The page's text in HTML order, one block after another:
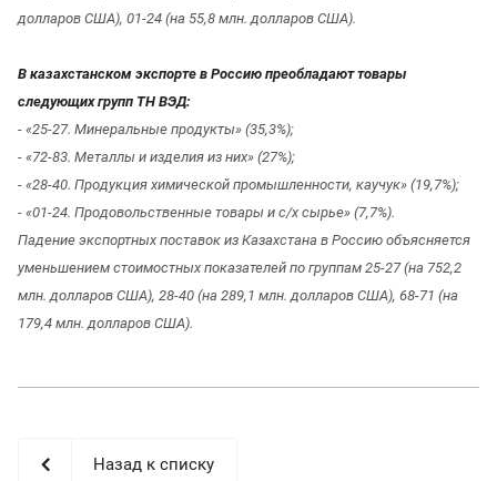
долларов США), 01-24 (на 55,8 млн. долларов США).
В казахстанском экспорте в Россию преобладают товары
следующих групп ТН ВЭД:
- «25-27. Минеральные продукты» (35,3%);
- «72-83. Металлы и изделия из них» (27%);
- «28-40. Продукция химической промышленности, каучук» (19,7%);
- «01-24. Продовольственные товары и с/х сырье» (7,7%).
Падение экспортных поставок из Казахстана в Россию объясняется
уменьшением стоимостных показателей по группам 25-27 (на 752,2
млн. долларов США), 28-40 (на 289,1 млн. долларов США), 68-71 (на
179,4 млн. долларов США).
Назад к списку